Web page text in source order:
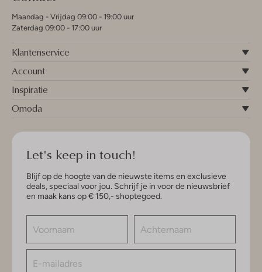
Maandag - Vrijdag 09:00 - 19:00 uur
Zaterdag 09:00 - 17:00 uur
Klantenservice
Account
Inspiratie
Omoda
Let's keep in touch!
Blijf op de hoogte van de nieuwste items en exclusieve
deals, speciaal voor jou. Schrijf je in voor de nieuwsbrief
en maak kans op € 150,- shoptegoed.